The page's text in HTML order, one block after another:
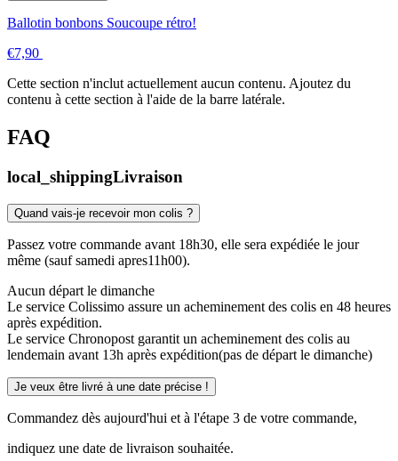
Ballotin bonbons Soucoupe rétro!
€7,90
Cette section n'inclut actuellement aucun contenu. Ajoutez du
contenu à cette section à l'aide de la barre latérale.
FAQ
local_shippingLivraison
Quand vais-je recevoir mon colis ?
Passez votre commande avant 18h30, elle sera expédiée le jour
même (sauf samedi apres11h00).
Aucun départ le dimanche
Le service Colissimo assure un acheminement des colis en 48 heures
après expédition.
Le service Chronopost garantit un acheminement des colis au
lendemain avant 13h après expédition(pas de départ le dimanche)
Je veux être livré à une date précise !
Commandez dès aujourd'hui et à l'étape 3 de votre commande,
indiquez une date de livraison souhaitée.